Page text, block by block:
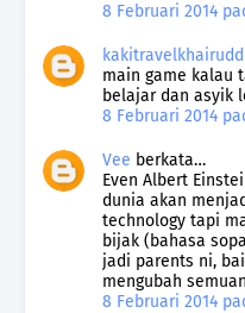
8 Februari 2014
main game kalau
belajar dan asyik
8 Februari 2014
Vee berkata…
Even Albert
dunia akan
technology tapi
bijak (bahasa
jadi parents ni,
mengubah
8 Februari 2014